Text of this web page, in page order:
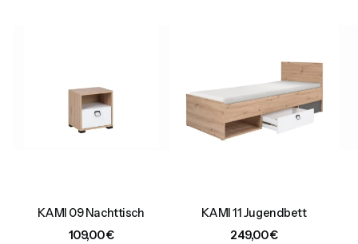
KAMI 09 Nachttisch
Preis
109,00 €
KAMI 11 Jugendbett
Preis
249,00 €